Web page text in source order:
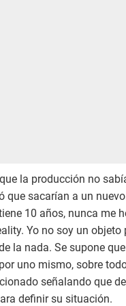
la producción no
que sacarían a un
10 años, nunca me
Yo no soy un objeto
la nada. Se supone
uno mismo, sobre
señalando que
definir su situación.